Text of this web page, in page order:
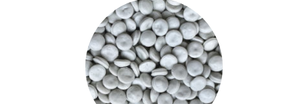
REPEBOlen6100 WHITE
(HDPE) Rohre
HDPE FÜR BLASFORMEN –